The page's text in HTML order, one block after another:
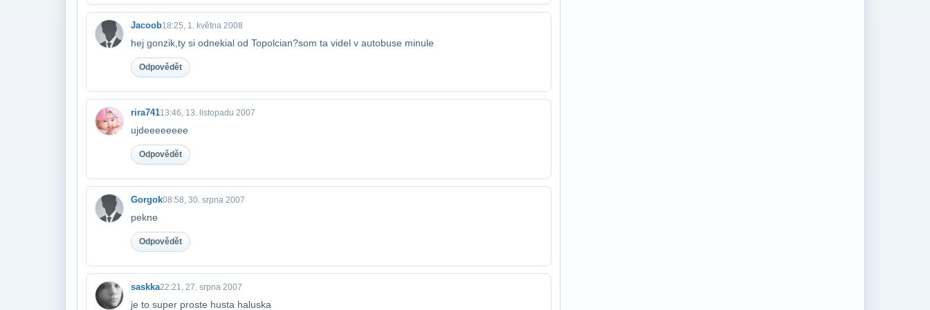
Jacoob18:25, 1. května 2008
hej gonzik,ty si odnekial od Topolcian?som ta videl v autobuse minule
Odpovědět
rira74113:46, 13. listopadu 2007
ujdeeeeeeee
Odpovědět
Gorgok08:58, 30. srpna 2007
pekne
Odpovědět
saskka22:21, 27. srpna 2007
je to super proste husta haluska